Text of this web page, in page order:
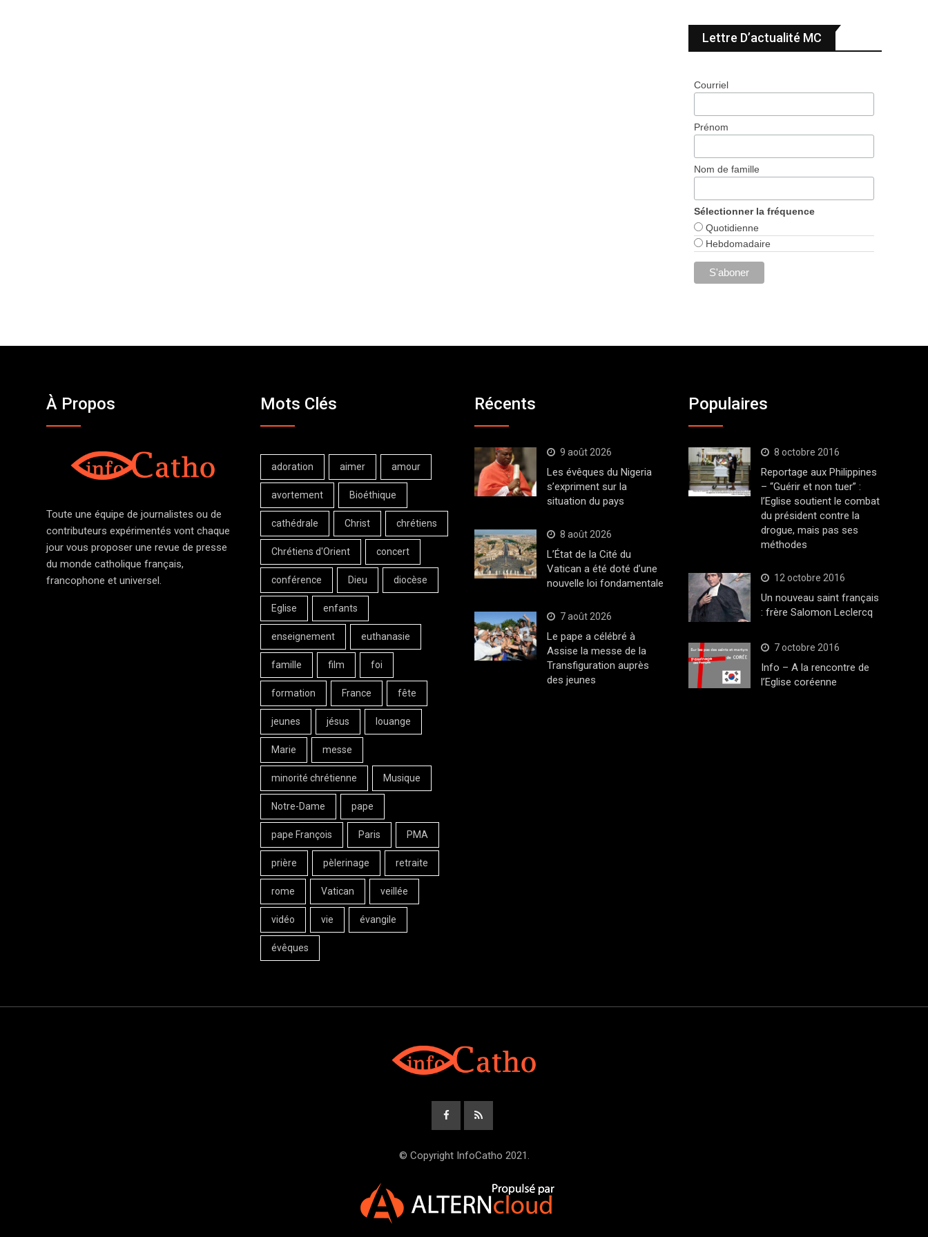
Lettre D’actualité MC
Courriel
Prénom
Nom de famille
Sélectionner la fréquence
Quotidienne
Hebdomadaire
À Propos
Toute une équipe de journalistes ou de
contributeurs expérimentés vont chaque
jour vous proposer une revue de presse
du monde catholique français,
francophone et universel.
Mots Clés
adoration aimer amour
avortement Bioéthique
cathédrale Christ chrétiens
Chrétiens d'Orient concert
conférence Dieu diocèse
Eglise enfants
enseignement euthanasie
famille film foi
formation France fête
jeunes jésus louange
Marie messe
minorité chrétienne Musique
Notre-Dame pape
pape François Paris PMA
prière pèlerinage retraite
rome Vatican veillée
vidéo vie évangile
évêques
Récents
9 août 2026
Les évêques du Nigeria
s’expriment sur la
situation du pays
8 août 2026
L’État de la Cité du
Vatican a été doté d’une
nouvelle loi fondamentale
7 août 2026
Le pape a célébré à
Assise la messe de la
Transfiguration auprès
des jeunes
Populaires
8 octobre 2016
Reportage aux Philippines
– “Guérir et non tuer” :
l’Eglise soutient le combat
du président contre la
drogue, mais pas ses
méthodes
12 octobre 2016
Un nouveau saint français
: frère Salomon Leclercq
7 octobre 2016
Info – A la rencontre de
l’Eglise coréenne
© Copyright InfoCatho 2021.